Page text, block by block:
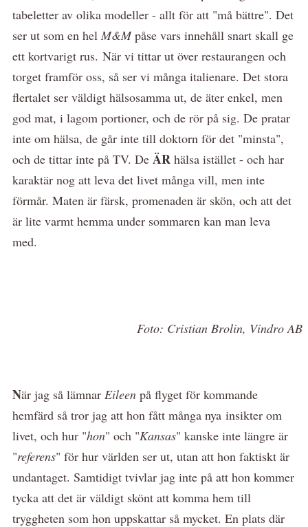
tabeletter av olika modeller - allt för att "må bättre". Det
ser ut som en hel M&Mpåse vars innehåll snart skall ge
ett kortvarigt rus. När vi tittar ut över restaurangen och
torget framför oss, så ser vi många italienare. Det stora
flertalet ser väldigt hälsosamma ut, de äter enkel, men
god mat, i lagom portioner, och de rör på sig. De pratar
inte om hälsa, de går inte till doktorn för det "minsta",
och de tittar inte på TV. De ÄR hälsa istället - och har
karaktär nog att leva det livet många vill, men inte
förmår. Maten är färsk, promenaden är skön, och att det
är lite varmt hemma under sommaren kan man leva
med.
Foto: Cristian Brolin, Vindro AB
När jag så lämnar Eileen på flyget för kommande
hemfärd så tror jag att hon fått många nya insikter om
livet, och hur "hon" och "Kansas" kanske inte längre är
"referens" för hur världen ser ut, utan att hon faktiskt är
undantaget. Samtidigt tvivlar jag inte på att hon kommer
tycka att det är väldigt skönt att komma hem till
tryggheten som hon uppskattar så mycket. En plats där